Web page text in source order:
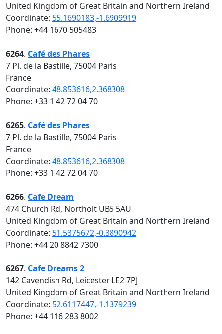
United Kingdom of Great Britain and Northern Ireland
Coordinate: 55.1690183,-1.6909919
Phone: +44 1670 505483
6264. Café des Phares
7 Pl. de la Bastille, 75004 Paris
France
Coordinate: 48.853616,2.368308
Phone: +33 1 42 72 04 70
6265. Café des Phares
7 Pl. de la Bastille, 75004 Paris
France
Coordinate: 48.853616,2.368308
Phone: +33 1 42 72 04 70
6266. Cafe Dream
474 Church Rd, Northolt UB5 5AU
United Kingdom of Great Britain and Northern Ireland
Coordinate: 51.5375672,-0.3890942
Phone: +44 20 8842 7300
6267. Cafe Dreams 2
142 Cavendish Rd, Leicester LE2 7PJ
United Kingdom of Great Britain and Northern Ireland
Coordinate: 52.6117447,-1.1379239
Phone: +44 116 283 8002